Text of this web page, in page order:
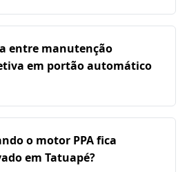
entre manutenção
em portão automático
o motor PPA fica
em Tatuapé?